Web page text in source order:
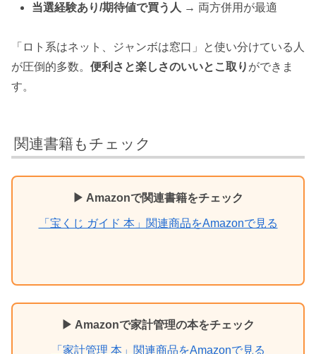
当選経験あり/期待値で買う人 → 両方併用が最適
「ロト系はネット、ジャンボは窓口」と使い分けている人
が圧倒的多数。 便利さと楽しさのいいとこ取り ができま
す。
関連書籍もチェック
▶ Amazonで関連書籍をチェック
「宝くじ ガイド 本」関連商品をAmazonで見る
▶ Amazonで家計管理の本をチェック
「家計管理 本」関連商品をAmazonで見る